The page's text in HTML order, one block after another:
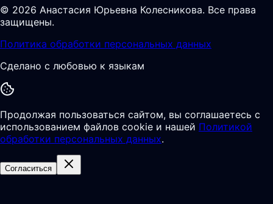
© 2026 Анастасия Юрьевна Колесникова. Все права
защищены.
Политика обработки персональных данных
Сделано с любовью к языкам
Продолжая пользоваться сайтом, вы соглашаетесь с
использованием файлов cookie и нашей Политикой
обработки персональных данных.
Согласиться